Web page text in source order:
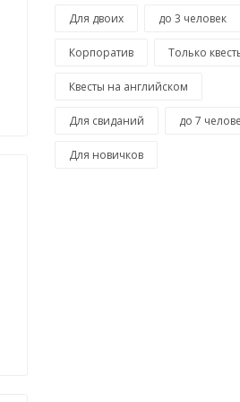
Для двоих до 3 человек
Корпоратив Только
Квесты на английском
Для свиданий до 7
Для новичков